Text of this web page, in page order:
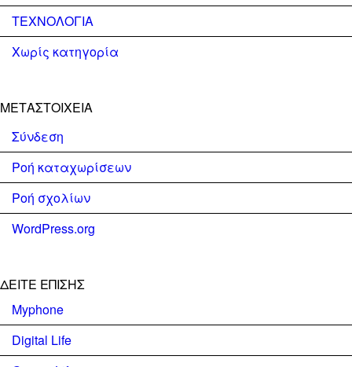
ΤΕΧΝΟΛΟΓΙΑ
Χωρίς κατηγορία
ΜΕΤΑΣΤΟΙΧΕΊΑ
Σύνδεση
Ροή καταχωρίσεων
Ροή σχολίων
WordPress.org
ΔΕΊΤΕ ΕΠΊΣΗΣ
Myphone
Digital Life